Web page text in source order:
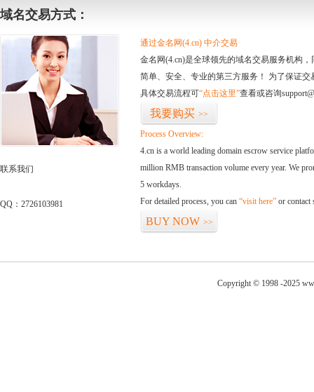
域名交易方式：
联系我们
QQ：2726103981
通过金名网(4.cn) 中介交易
金名网(4.cn)是全球领先的域名交易服务机构
简单、安全、专业的第三方服务！ 为了保证
具体交易流程可“点击这里”查看或咨询
我要购买 >>
Process Overview:
4.cn is a world leading domain escrow service
million RMB transaction volume every year. We
5 workdays.
For detailed process, you can “visit here” or contact
BUY NOW >>
Copyright © 1998 -2025